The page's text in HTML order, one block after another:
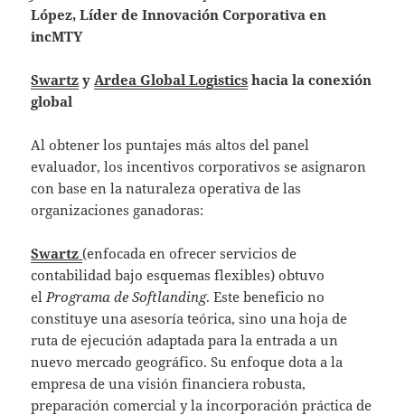
López, Líder de Innovación Corporativa en
incMTY
Swartz y Ardea Global Logistics hacia la conexión
global
Al obtener los puntajes más altos del panel
evaluador, los incentivos corporativos se asignaron
con base en la naturaleza operativa de las
organizaciones ganadoras:
Swartz (enfocada en ofrecer servicios de
contabilidad bajo esquemas flexibles) obtuvo
el Programa de Softlanding. Este beneficio no
constituye una asesoría teórica, sino una hoja de
ruta de ejecución adaptada para la entrada a un
nuevo mercado geográfico. Su enfoque dota a la
empresa de una visión financiera robusta,
preparación comercial y la incorporación práctica de